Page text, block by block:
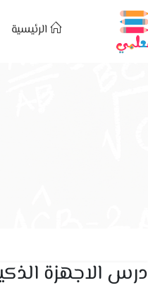
الرئيسية
درس الاجهزة